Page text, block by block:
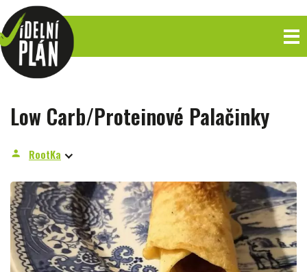
Low Carb/Proteinové Palačinky
person RootKa